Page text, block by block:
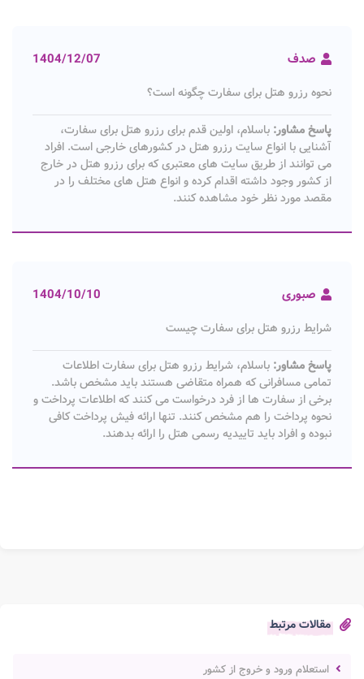
مقالات مرتبط
استعلام ورود و خروج از کشور
صدف 1404/12/07
نحوه رزرو هتل برای سفارت چگونه است؟
پاسخ مشاور: باسلام، اولین قدم برای رزرو هتل برای سفارت،
آشنایی با انواع سایت رزرو هتل در کشورهای خارجی است. افراد
می توانند از طریق سایت های معتبری که برای رزرو هتل در خارج
از کشور وجود داشته اقدام کرده و انواع هتل های مختلف را در
مقصد مورد نظر خود مشاهده کنند.
صبوری 1404/10/10
شرایط رزرو هتل برای سفارت چیست
پاسخ مشاور: باسلام، شرایط رزرو هتل برای سفارت اطلاعات
تمامی مسافرانی که همراه متقاضی هستند باید مشخص باشد.
برخی از سفارت ها از فرد درخواست می کنند که اطلاعات پرداخت و
نحوه پرداخت را هم مشخص کنند. تنها ارائه فیش پرداخت کافی
نبوده و افراد باید تاییدیه رسمی هتل را ارائه بدهند.